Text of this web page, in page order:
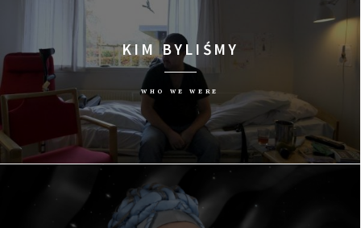
KIM BYLIŚMY
WHO WE WERE